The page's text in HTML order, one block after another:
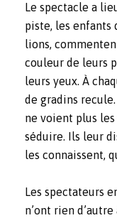
Le spectacle a
piste, les enfants
lions,
couleur de leurs
leurs yeux. À
de gradins
ne voient plus
séduire. Ils leur
les connaissent,
Les spectateurs
n’ont rien